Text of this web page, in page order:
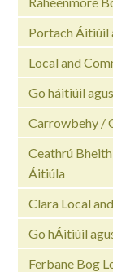
Portach Áitiúil
Local and
Go háitiúil
Carrowbehy /
Ceathrú
Áitiúla
Clara Local
Go hÁitiúil
Ferbane Bog